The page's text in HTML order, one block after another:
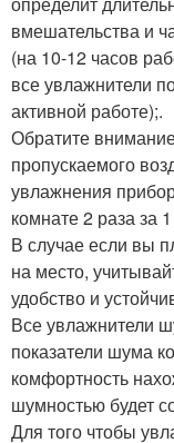
вмешательства и
(на 10-12 часов
все увлажнители
активной работе);.
Обратите
пропускаемого
увлажнения
комнате 2 раза за
В случае если вы
на место,
удобство и
Все увлажнители
показатели шума
комфортность
шумностью будет
Для того чтобы